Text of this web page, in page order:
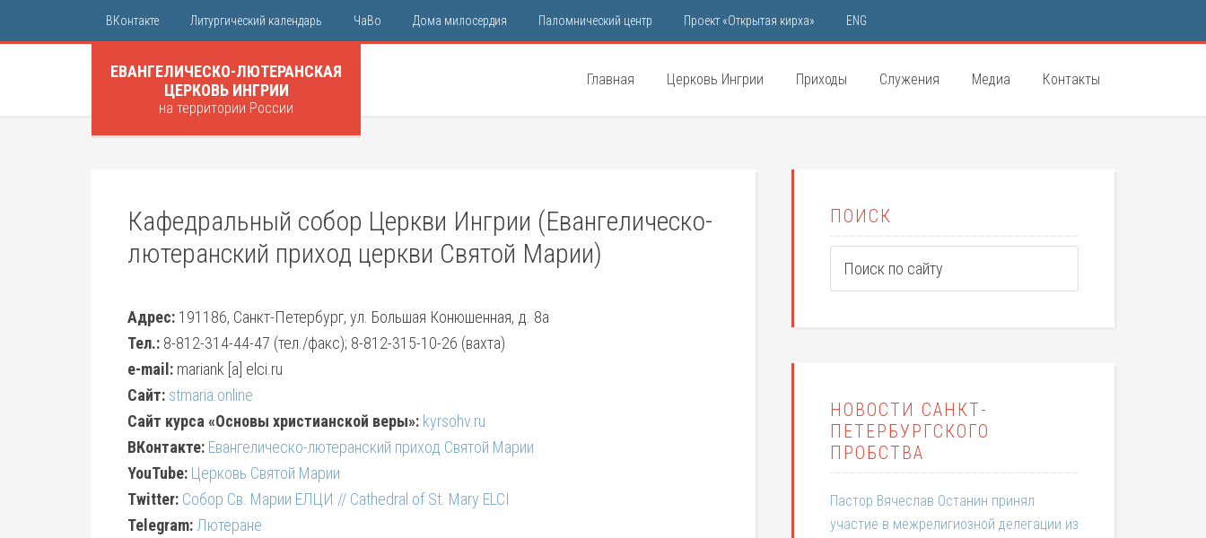
ВКонтакте Литургический календарь ЧаВо Дома милосердия Паломнический центр Проект «Открытая кирха» ENG
ЕВАНГЕЛИЧЕСКО-ЛЮТЕРАНСКАЯ
ЦЕРКОВЬ ИНГРИИ
на территории России
Главная Церковь Ингрии Приходы Служения Медиа Контакты
Кафедральный собор Церкви Ингрии (Евангелическо-
лютеранский приход церкви Святой Марии)
Адрес: 191186, Санкт-Петербург, ул. Большая Конюшенная, д. 8а
Тел.: 8-812-314-44-47 (тел./факс); 8-812-315-10-26 (вахта)
e-mail: mariank [a] elci.ru
Сайт: stmaria.online
Сайт курса «Основы христианской веры»: kyrsohv.ru
ВКонтакте: Евангелическо-лютеранский приход Святой Марии
YouTube: Церковь Святой Марии
Twitter: Собор Св. Марии ЕЛЦИ // Cathedral of St. Mary ELCI
Telegram: Лютеране
ПОИСК
НОВОСТИ САНКТ-
ПЕТЕРБУРГСКОГО
ПРОБСТВА
Пастор Вячеслав Останин принял
участие в межрелигиозной делегации из